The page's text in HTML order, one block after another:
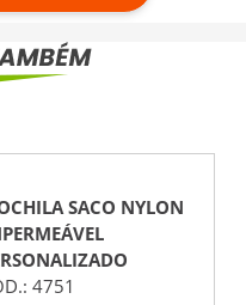
SACO NYLON
4751